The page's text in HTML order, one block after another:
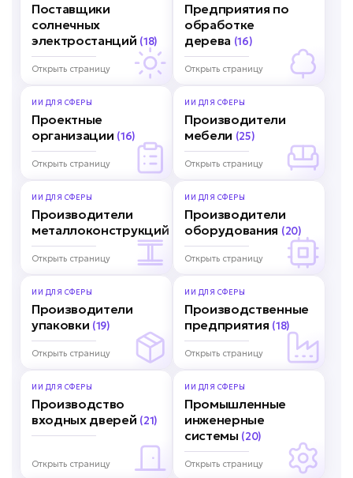
Поставщики
солнечных
электростанций (18)
Открыть страницу
Предприятия по
обработке
дерева (16)
Открыть страницу
ИИ ДЛЯ СФЕРЫ
Проектные
организации (16)
Открыть страницу
ИИ ДЛЯ СФЕРЫ
Производители
мебели (25)
Открыть страницу
ИИ ДЛЯ СФЕРЫ
Производители
металлоконструкций
(18)
Открыть страницу
ИИ ДЛЯ СФЕРЫ
Производители
оборудования (20)
Открыть страницу
ИИ ДЛЯ СФЕРЫ
Производители
упаковки (19)
Открыть страницу
ИИ ДЛЯ СФЕРЫ
Производственные
предприятия (18)
Открыть страницу
ИИ ДЛЯ СФЕРЫ
Производство
входных дверей (21)
Открыть страницу
ИИ ДЛЯ СФЕРЫ
Промышленные
инженерные
системы (20)
Открыть страницу